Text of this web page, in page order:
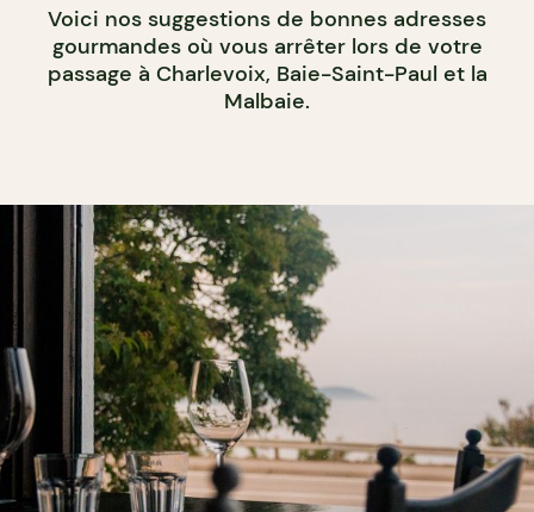
Voici nos suggestions de bonnes adresses
gourmandes où vous arrêter lors de votre
passage à Charlevoix, Baie-Saint-Paul et la
Malbaie.